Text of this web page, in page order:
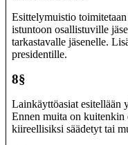
Esittelymuistio
istuntoon osallistuville
tarkastavalle jäsenelle.
presidentille.
8§
Lainkäyttöasiat esitellään
Ennen muita on kuitenkin
kiireellisiksi säädetyt tai